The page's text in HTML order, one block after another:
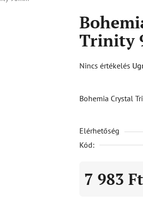
Trinity
A
értékelése
ből
0,0
Nincs értékelés
Bohemia Crystal
Elérhetőség
Kód:
7 983 Ft